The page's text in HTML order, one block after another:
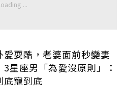
愛耍酷，老婆面前秒變妻
3星座男「為愛沒原則」：
底寵到底